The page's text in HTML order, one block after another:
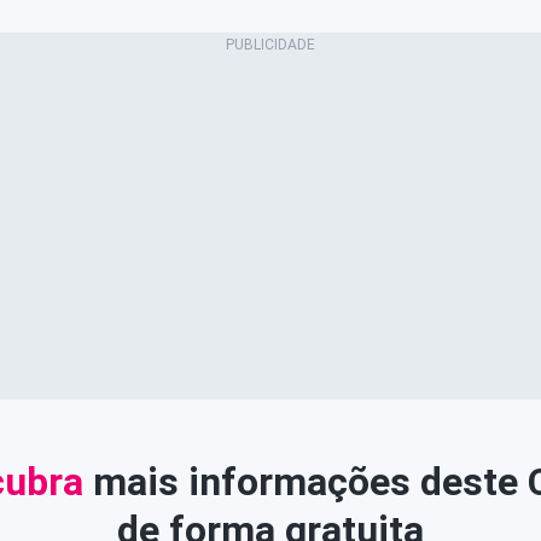
mais informações deste
de forma gratuita